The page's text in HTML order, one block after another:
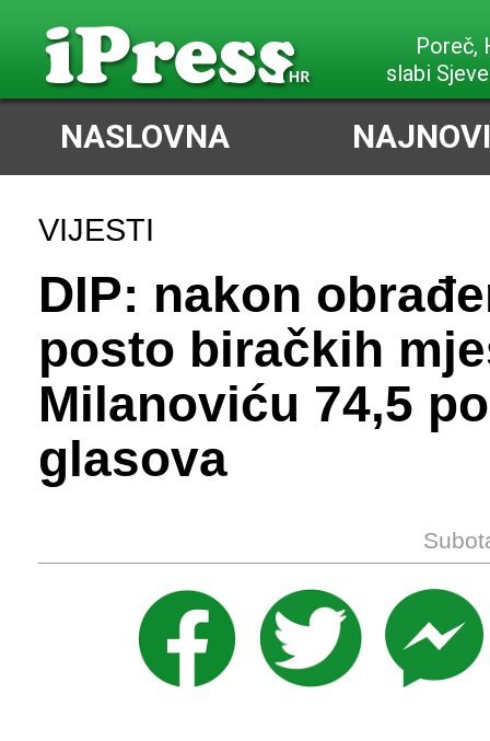
Poreč,
slabi
NASLOVNA
VIJESTI
DIP: nakon
posto biračkih
Milanoviću 74,5
glasova